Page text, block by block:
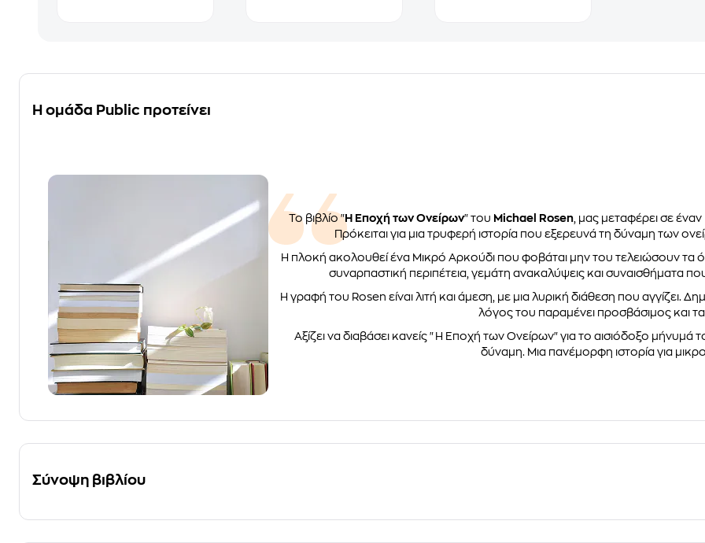
Η ομάδα Public προτείνει
Το βιβλίο "Η Εποχή των Ονείρων" του Michael Rosen , μας μεταφέρει σε
Πρόκειται για μια τρυφερή ιστορία που εξερευνά τη δύναμη των
Η πλοκή ακολουθεί ένα Μικρό Αρκούδι που φοβάται μην του τελειώσουν τα
συναρπαστική περιπέτεια, γεμάτη ανακαλύψεις και συναισθήματα
Η γραφή του Rosen είναι λιτή και άμεση, με μια λυρική διάθεση που αγγίζει.
λόγος του παραμένει προσβάσιμος και
Αξίζει να διαβάσει κανείς "Η Εποχή των Ονείρων" για το αισιόδοξο μήνυμά
δύναμη. Μια πανέμορφη ιστορία για
Σύνοψη βιβλίου